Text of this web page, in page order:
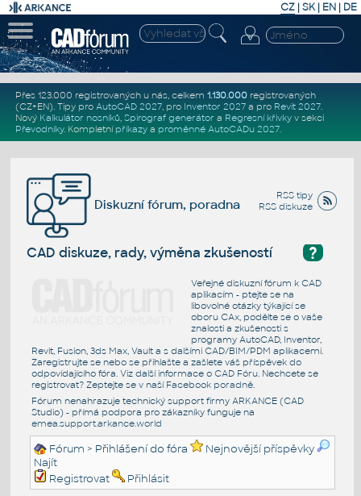
CZ | SK| EN | DE
Přes 123.000 registrovaných u nás, celkem 1.130.000registrovaných
(CZ+EN). Tipy pro AutoCAD 2027, pro Inventor 2027a pro Revit 2027.
Nový Kalkulátor nosníků, Spirograf generátor a Regresní křivkyv sekci
Převodníky. Kompletní příkazya proměnné AutoCADu 2027.
RSS tipy
RSS diskuze
Diskuzní fórum, poradna
?
CAD diskuze, rady, výměna zkušeností
Veřejné diskuzní fórum k CAD
aplikacím - ptejte se na
libovolné otázky týkající se
oboru CAx, podělte se o vaše
znalosti a zkušenosti s
programy AutoCAD, Inventor,
Revit, Fusion, 3ds Max, Vault a s dalšími CAD/BIM/PDM aplikacemi.
Zaregistrujte se nebo se přihlašte a zašlete váš příspěvek do
odpovídajícího fóra. Viz další informace o CAD Fóru. Nechcete se
registrovat? Zeptejte se v naší Facebook poradně.
Fórum nenahrazuje technický support firmy ARKANCE (CAD
Studio) - přímá podpora pro zákazníky funguje na
emea.support.arkance.world
Fórum > Přihlášení do fóra
Nejnovější příspěvky
Najít
Registrovat
Přihlásit